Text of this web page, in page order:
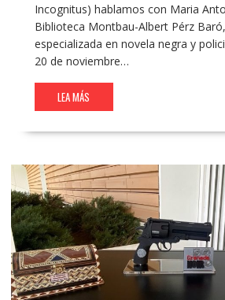
Incognitus) hablamos con Maria
Biblioteca Montbau-Albert Pérz
especializada en novela negra y
20 de noviembre…
LEA MÁS